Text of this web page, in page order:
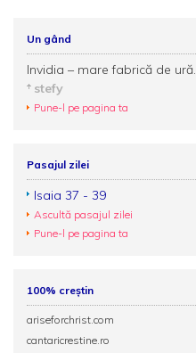
Un gând
Invidia – mare fabrică de ură.
stefy
Pune-l pe pagina ta
Pasajul zilei
Isaia 37 - 39
Ascultă pasajul zilei
Pune-l pe pagina ta
100% creștin
ariseforchrist.com
cantaricrestine.ro